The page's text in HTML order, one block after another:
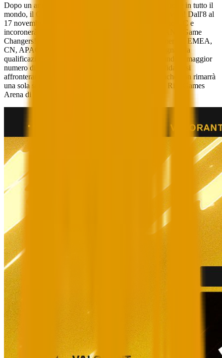
Dopo un anno di sfide e più di 80 eventi di qualificazione in tutto il
mondo, il Game Changers Championship è quasi arrivato! Dall'8 al
17 novembre 2024, Berlino ospiterà l'apice del circuito GC e
incoronerà la prossima squadra Campione VALORANT Game
Changers! 10 squadre in rappresentanza di Nord America, EMEA,
CN, APAC, Brasile e America Latina si sono guadagnate la
qualificazione vincendo eventi maggiori o accumulando il maggior
numero di punti circuito nella propria regione. Gli sfidanti si
affronteranno in un girone a doppia eliminazione finché non rimarrà
una sola squadra! Segui tutta l'azione in diretta dalla Riot Games
Arena di Berlino su